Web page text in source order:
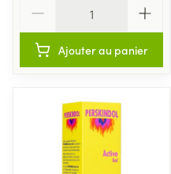
Ajouter au panier